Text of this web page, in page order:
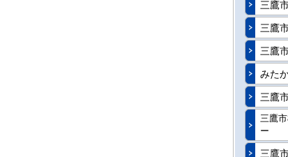
三鷹
三鷹
三鷹
みた
三鷹
三鷹
ー
三鷹